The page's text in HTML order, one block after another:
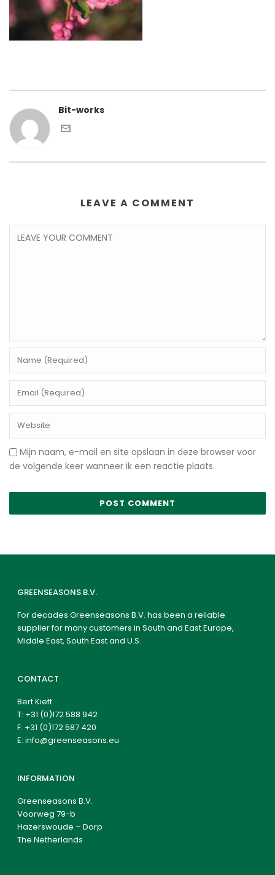
Bit-works
LEAVE A COMMENT
Mijn naam, e-mail en site opslaan in deze browser voor
de volgende keer wanneer ik een reactie plaats.
GREENSEASONS B.V.
For decades Greenseasons B.V. has been a reliable
supplier for many customers in South and East Europe,
Middle East, South East and U.S.
CONTACT
Bert Kieft
T: +31 (0)172 588 942
F: +31 (0)172 587 420
E:info@greenseasons.eu
INFORMATION
Greenseasons B.V.
Voorweg 79-b
Hazerswoude – Dorp
The Netherlands